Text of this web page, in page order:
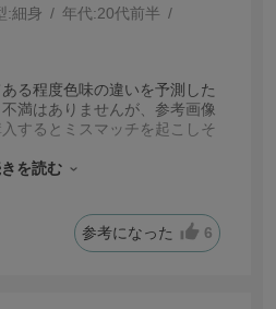
:細身 年代:20代前半
る程度色味の違いを予測した
満はありませんが、参考画像
するとミスマッチを起こしそ
は感じません。個人的には夏
を読む
参考になった 6